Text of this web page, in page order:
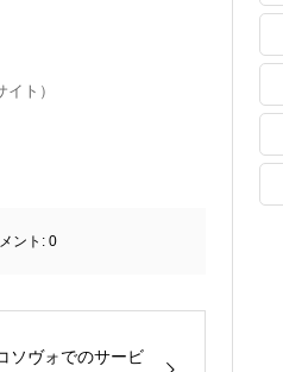
ト）
ント: 0
ソヴォでのサービ